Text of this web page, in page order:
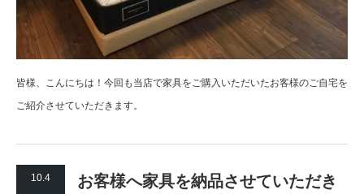
皆様、こんにちは！今回も当店で家具をご購入いただいたお客様のご自宅を
ご紹介させていただきます。
10.4
お客様へ家具を納品させていただき